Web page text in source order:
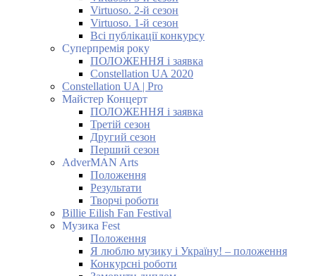
Virtuoso. 2-й сезон
Virtuoso. 1-й сезон
Всі публікації конкурсу
Суперпремія року
ПОЛОЖЕННЯ і заявка
Constellation UA 2020
Constellation UA | Pro
Майстер Концерт
ПОЛОЖЕННЯ і заявка
Третій сезон
Другий сезон
Перший сезон
AdverMAN Arts
Положення
Результати
Творчі роботи
Billie Eilish Fan Festival
Музика Fest
Положення
Я люблю музику і Україну! – положення
Конкурсні роботи